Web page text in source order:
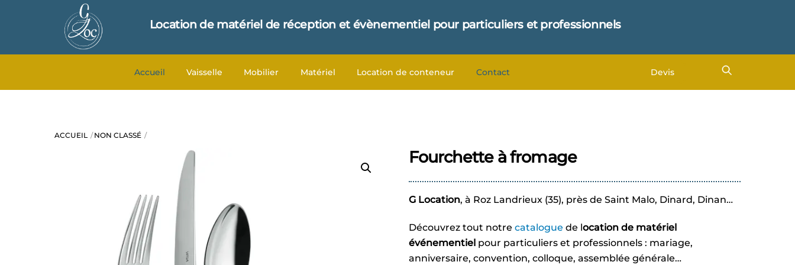
Location de matériel de réception et évènementiel pour particuliers et professionnels
Accueil Vaisselle Mobilier Matériel Location de conteneur Contact Devis
ACCUEIL NON CLASSÉ
Fourchette à fromage
G Location, à Roz Landrieux (35), près de Saint Malo, Dinard, Dinan…
Découvrez tout notre catalogue de location de matériel
événementielpour particuliers et professionnels : mariage,
anniversaire, convention, colloque, assemblée générale…